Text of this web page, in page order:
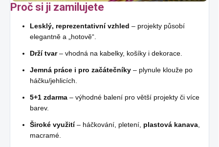
Proč si ji zamilujete
Lesklý, reprezentativní vzhled – projekty působí
elegantně a „hotově“.
Drží tvar– vhodná na kabelky, košíky i dekorace.
Jemná práce i pro začátečníky – plynule klouže po
háčku/jehlicích.
5+1 zdarma – výhodné balení pro větší projekty či více
barev.
Široké využití– háčkování, pletení, plastová kanava
macramé.